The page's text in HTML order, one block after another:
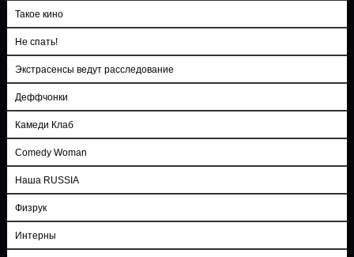
Такое кино
Не спать!
Экстрасенсы ведут расследование
Деффчонки
Камеди Клаб
Comedy Woman
Наша RUSSIA
Физрук
Интерны